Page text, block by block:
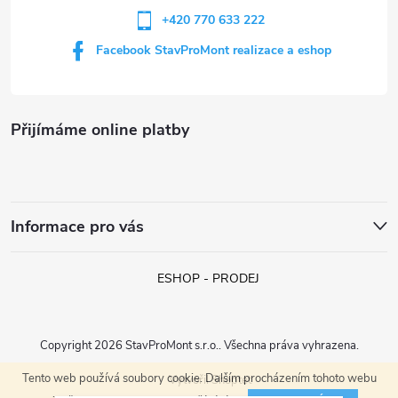
Tento web používá soubory cookie. Dalším procházením tohoto webu
v
i
Přijímáme online platby
Informace pro vás
+420 770 633 222
Facebook StavProMont realizace a eshop
ESHOP - PRODEJ
Vytvořil Shoptet
Copyright 2026 StavProMont s.r.o.. Všechna práva vyhrazena.